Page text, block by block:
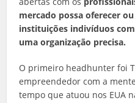
mercado possa oferecer
instituições indivíduos
uma organização precisa.
O primeiro headhunter foi
empreendedor com a
tempo que atuou nos EUA